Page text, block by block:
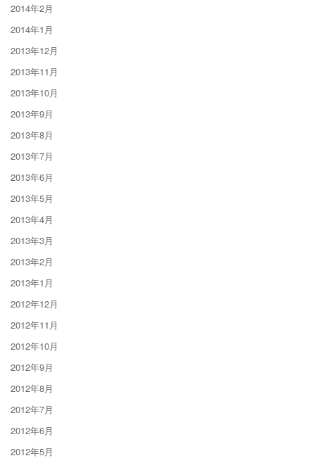
2014年2月
2014年1月
2013年12月
2013年11月
2013年10月
2013年9月
2013年8月
2013年7月
2013年6月
2013年5月
2013年4月
2013年3月
2013年2月
2013年1月
2012年12月
2012年11月
2012年10月
2012年9月
2012年8月
2012年7月
2012年6月
2012年5月